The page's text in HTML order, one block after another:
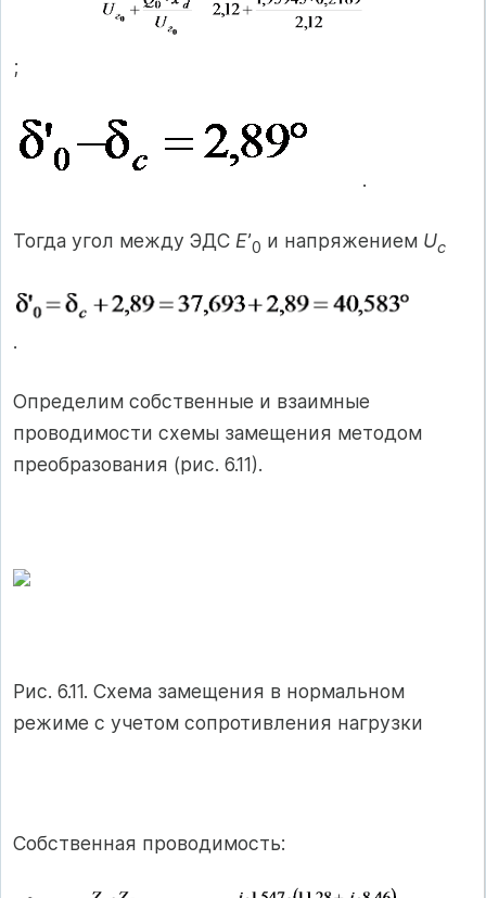
;
.
Тогда угол между ЭДС E’0 и напряжением Uc
.
Определим собственные и взаимные
проводимости схемы замещения методом
преобразования (рис. 6.11).
Рис. 6.11. Схема замещения в нормальном
режиме с учетом сопротивления нагрузки
Собственная проводимость: